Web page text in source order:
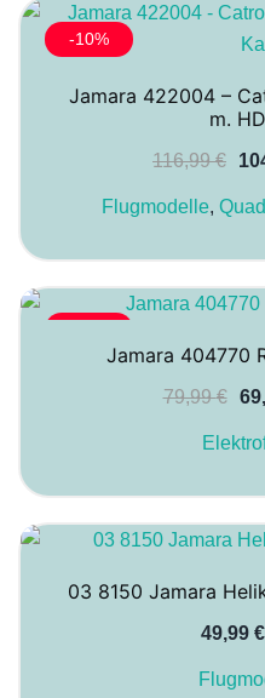
-10%
Jamara 422004 –
m.
116,99€
Flugmodelle,
Jamara 404770
79,99€
03 8150 Jamara
49,99 €